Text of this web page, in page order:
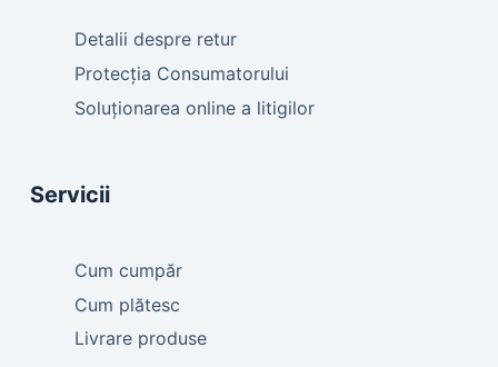
Detalii despre retur
Protecția Consumatorului
Soluționarea online a litigilor
Servicii
Cum cumpăr
Cum plătesc
Livrare produse